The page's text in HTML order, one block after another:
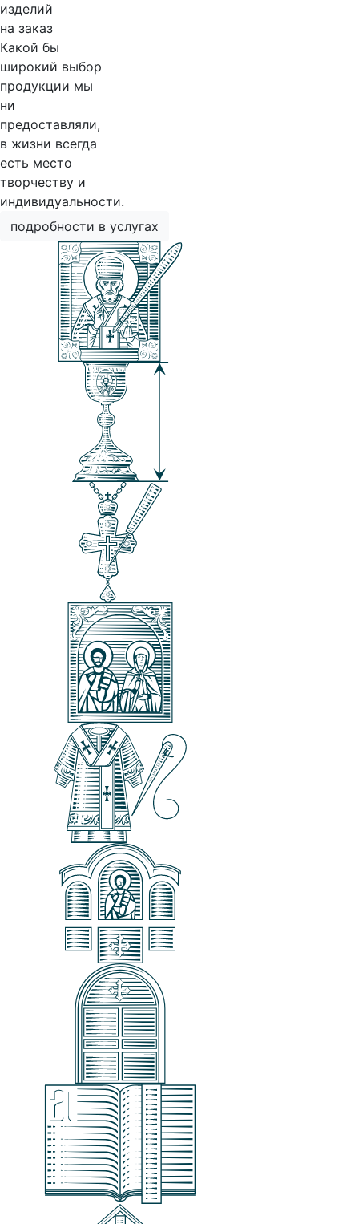
изделий
на заказ
Какой бы
широкий выбор
продукции мы
ни
предоставляли,
в жизни всегда
есть место
творчеству и
индивидуальности.
подробности в услугах